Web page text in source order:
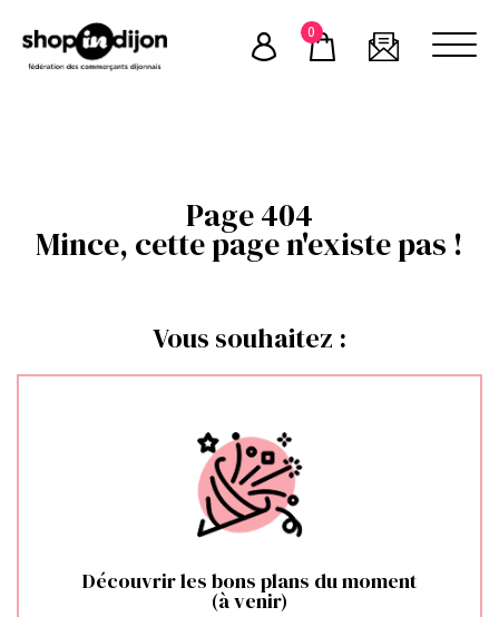
content
0
Page 404
Mince, cette page n'existe pas !
Vous souhaitez :
Découvrir les bons plans du moment
(à venir)